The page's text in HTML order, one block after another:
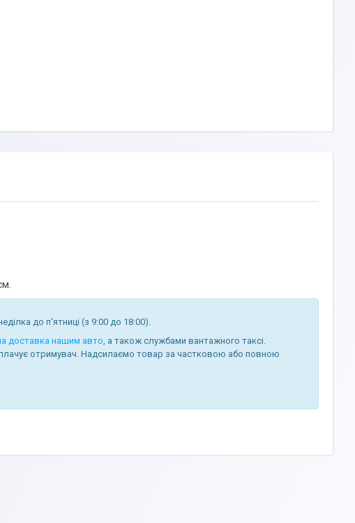
до п'ятниці (з 9:00 до 18:00).
доставка нашим авто, а також службами вантажного таксі.
отримувач. Надсилаємо товар за частковою або повною